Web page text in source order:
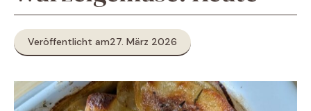
Veröffentlicht am27. März 2026